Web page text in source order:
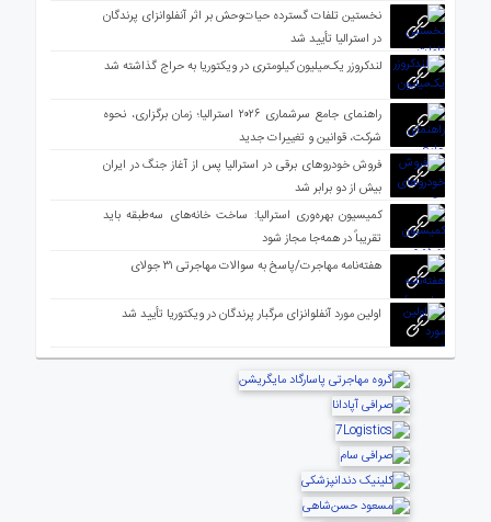
نخستین تلفات گسترده حیات‌وحش بر اثر آنفلوانزای پرندگان
در استرالیا تأیید شد
لندکروزر یک‌میلیون کیلومتری در ویکتوریا به حراج گذاشته شد
راهنمای جامع سرشماری ۲۰۲۶ استرالیا؛ زمان برگزاری، نحوه
شرکت، قوانین و تغییرات جدید
فروش خودروهای برقی در استرالیا پس از آغاز جنگ در ایران
بیش از دو برابر شد
کمیسیون بهره‌وری استرالیا: ساخت خانه‌های سه‌طبقه باید
تقریباً در همه‌جا مجاز شود
هفته‌نامه مهاجرت/پاسخ به سوالات مهاجرتی ۳۱ جولای
اولین مورد آنفلوانزای مرگبار پرندگان در ویکتوریا تأیید شد